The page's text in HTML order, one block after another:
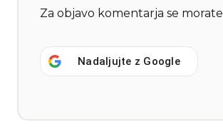
Za objavo komentarja se morate
Nadaljujte z Google